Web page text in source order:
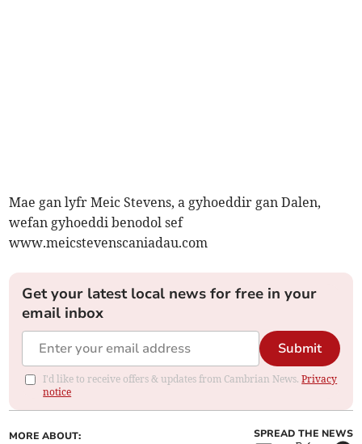
Mae gan lyfr Meic Stevens, a gyhoeddir gan Dalen,
wefan gyhoeddi benodol sef
www.meicstevenscaniadau.com
Get your latest local news for free in your
email inbox
Submit
I'd like to receive offers & updates from Cambrian News.Privacy
notice
MORE ABOUT: SPREAD THE NEWS